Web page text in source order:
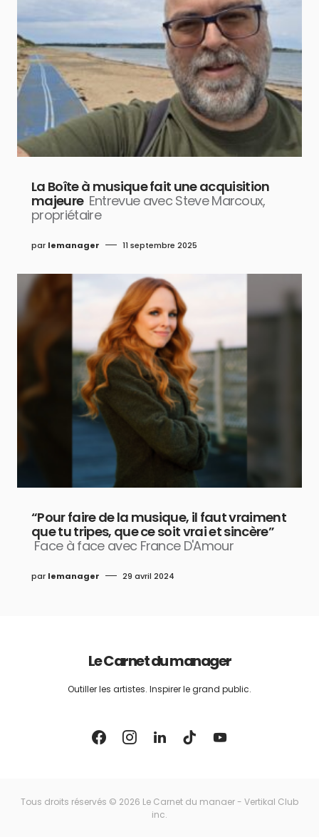
La Boîte à musique fait une acquisition
majeure Entrevue avec Steve Marcoux,
propriétaire
par lemanager 11 septembre 2025
“Pour faire de la musique, il faut vraiment
que tu tripes, que ce soit vrai et sincère”
Face à face avec France D'Amour
par lemanager 29 avril 2024
Le Carnet du manager
Outiller les artistes. Inspirer le grand public.
Tous droits réservés © 2026 Le Carnet du manaer - Vertikal Club
inc.